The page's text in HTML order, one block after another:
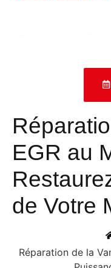
EGR au
de Votre
Réparation de la